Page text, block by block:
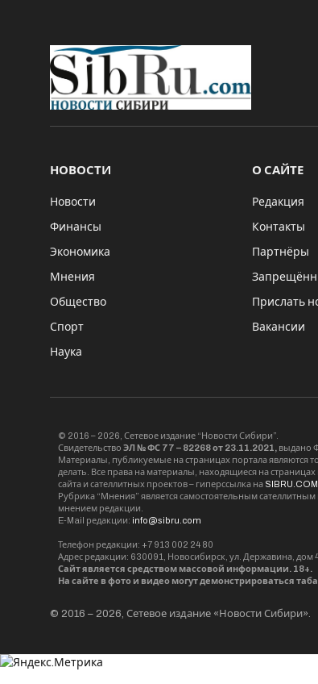
НОВОСТИ
Новости
Финансы
Экономика
Мнения
Общество
Спорт
Наука
О САЙТЕ
Редакция
Контакты
Партнёры
Прислать
Вакансии
© 2016 – 2026, Сетевое издание “Новости Сибири”.
Свидетельство ЭЛ № ФС 77 – 82268 от 23.11.2021, выдано
Материалы, публикуемые на страницах портала являются
делать. Все права на материалы, находящиеся на
сайта и сателлитных проектов – гиперссылка на SIBRU.COM
Рубрика “Мнения” является самостоятельным
мнением редакции.
E-Mail редакции: info@sibru.com
Телефон редакции: +7 913 002 24 80
Адрес редакции: 630091, Новосибирск, ул. Державина, дом
Сайт является средством массовой информации. 18+.
На сайте в фото и видео могут демонстрироваться
© 2016 – 2026, Сетевое издание «Новости Сибири».